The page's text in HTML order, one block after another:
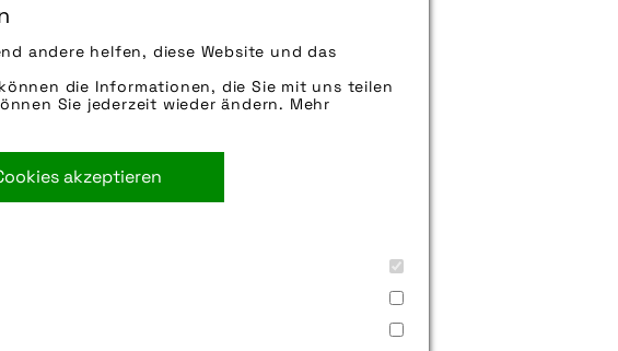
andere helfen, diese Website und das
die Informationen, die Sie mit uns teilen
Sie jederzeit wieder ändern. Mehr
akzeptieren
Sie können uns aber gern auch per E-
gerne weiter.
busch_+_müller_kg,frontscheinwerfer